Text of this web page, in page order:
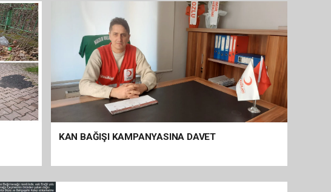
KAN BAĞIŞI KAMPANYASINA DAVET